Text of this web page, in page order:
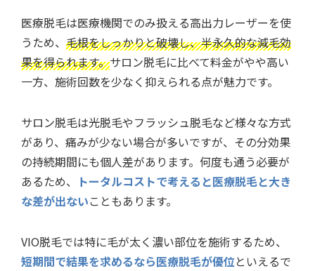
医療脱毛は医療機関でのみ扱える高出力レーザーを使
うため、 毛根をしっかりと破壊し、半永久的な減毛効
果を得られます。サロン脱毛に比べて料金がやや高い
一方、施術回数を少なく抑えられる点が魅力です。
サロン脱毛は光脱毛やフラッシュ脱毛など様々な方式
があり、痛みが少ない場合が多いですが、その分効果
の持続期間にも個人差があります。何度も通う必要が
あるため、
トータルコストで考えると医療脱毛と大き
な差が出ないこともあります。
VIO脱毛では特に毛が太く濃い部位を施術するため、
短期間で結果を求めるなら医療脱毛が優位といえるで